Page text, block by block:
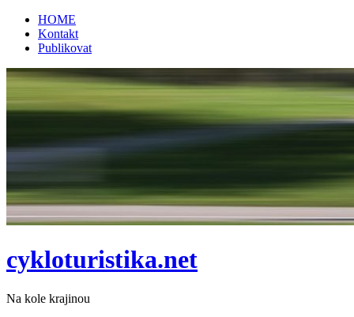
HOME
Kontakt
Publikovat
cykloturistika.net
Na kole krajinou